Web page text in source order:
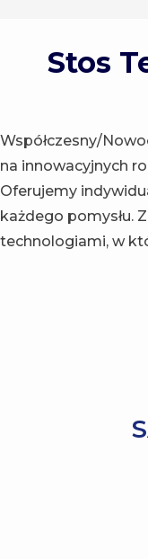
Stos
Współczesny/
na innowacyjnych
Oferujemy
każdego pomysłu.
technologiami, w